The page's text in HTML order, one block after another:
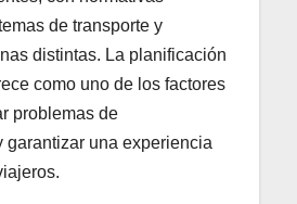
de transporte y
distintas. La planificación
como uno de los factores
problemas de
garantizar una experiencia